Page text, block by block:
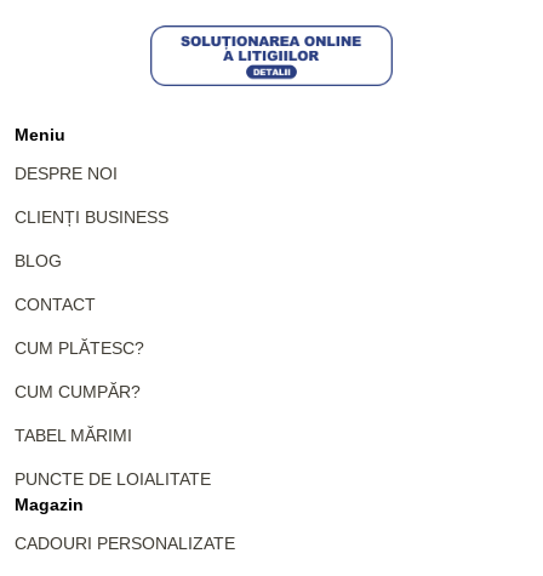
Meniu
DESPRE NOI
CLIENȚI BUSINESS
BLOG
CONTACT
CUM PLĂTESC?
CUM CUMPĂR?
TABEL MĂRIMI
PUNCTE DE LOIALITATE
Magazin
CADOURI PERSONALIZATE